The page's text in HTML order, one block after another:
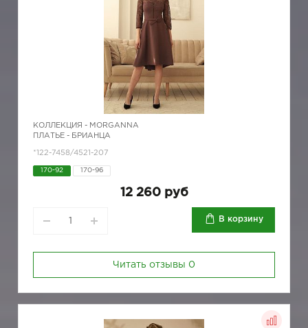
КОЛЛЕКЦИЯ - MORGANNA
ПЛАТЬЕ - БРИАНЦА
*122-7458/4521-207
170-92 170-96
12 260 руб
В корзину
Читать отзывы 0